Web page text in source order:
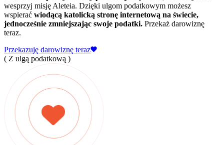
wesprzyj misję Aleteia. Dzięki ulgom podatkowym możesz
wspierać wiodącą katolicką stronę internetową na świecie,
jednocześnie zmniejszając swoje podatki. Przekaż darowiznę
teraz.
Przekazuję darowiznę teraz
( Z ulgą podatkową )